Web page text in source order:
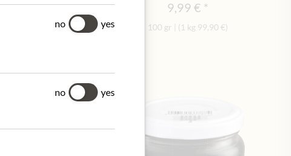
9,99 €
100 gr (1 kg 99,90 €)
no yes
no
yes